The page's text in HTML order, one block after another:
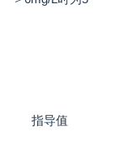
指导值